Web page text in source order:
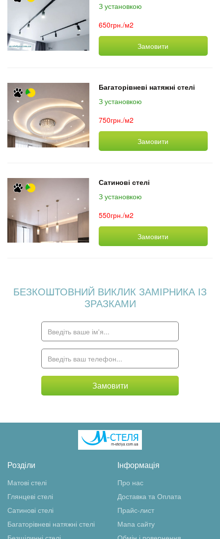
З установкою
650грн./м2
Замовити
Багаторівневі натяжні стелі
З установкою
750грн./м2
Замовити
Сатинові стелі
З установкою
550грн./м2
Замовити
БЕЗКОШТОВНИЙ ВИКЛИК ЗАМІРНИКА ІЗ
ЗРАЗКАМИ
Замовити
Розділи
Матові стелі
Глянцеві стелі
Сатинові стелі
Багаторівневі натяжні стелі
Інформація
Про нас
Доставка та Оплата
Прайс-лист
Мапа сайту